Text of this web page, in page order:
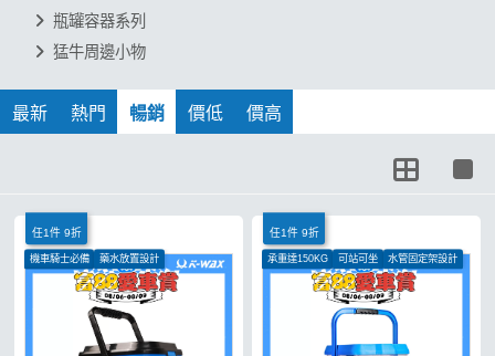
瓶罐容器系列
猛牛周邊小物
最新 熱門 暢銷 價低 價高
任1件 9折
機車騎士必備
藥水放置設計
蜂巢式隔離網
任1件 9折
承重達150KG 可站可坐 水管固定架設計